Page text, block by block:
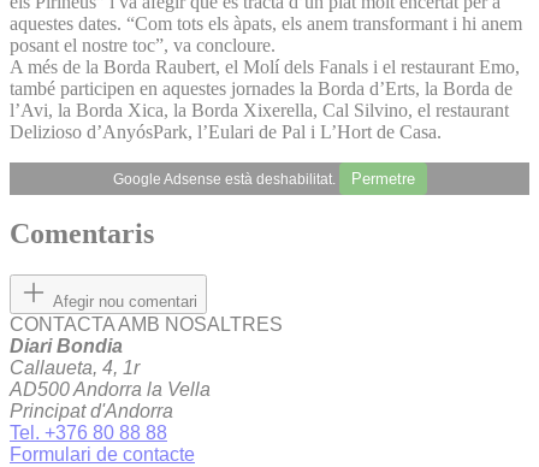
aquestes dates. “Com tots els àpats, els anem transformant i hi anem
posant el nostre toc”, va concloure.
A més de la Borda Raubert, el Molí dels Fanals i el restaurant Emo,
també participen en aquestes jornades la Borda d’Erts, la Borda de
l’Avi, la Borda Xica, la Borda Xixerella, Cal Silvino, el restaurant
Delizioso d’AnyósPark, l’Eulari de Pal i L’Hort de Casa.
Google Adsense està deshabilitat. Permetre
Comentaris
Afegir nou comentari
CONTACTA AMB NOSALTRES
Diari Bondia
Callaueta, 4, 1r
AD500 Andorra la Vella
Principat d'Andorra
Tel. +376 80 88 88
Formulari de contacte